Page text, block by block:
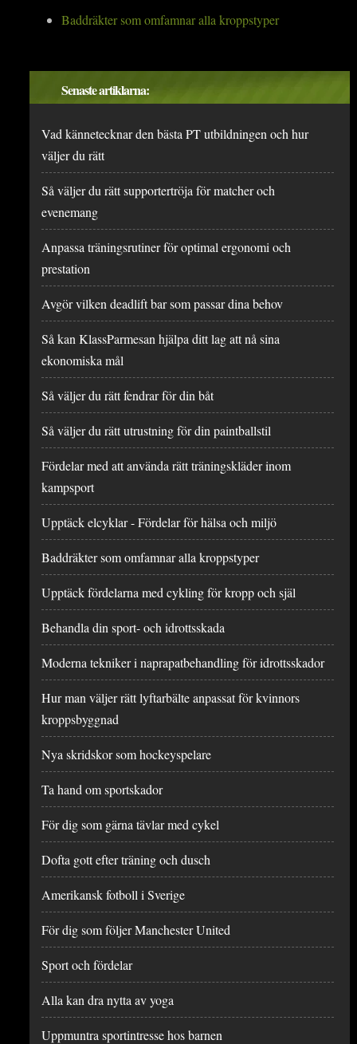
Baddräkter som omfamnar alla kroppstyper
Senaste artiklarna:
Vad kännetecknar den bästa PT utbildningen och hur
väljer du rätt
Så väljer du rätt supportertröja för matcher och
evenemang
Anpassa träningsrutiner för optimal ergonomi och
prestation
Avgör vilken deadlift bar som passar dina behov
Så kan KlassParmesan hjälpa ditt lag att nå sina
ekonomiska mål
Så väljer du rätt fendrar för din båt
Så väljer du rätt utrustning för din paintballstil
Fördelar med att använda rätt träningskläder inom
kampsport
Upptäck elcyklar - Fördelar för hälsa och miljö
Baddräkter som omfamnar alla kroppstyper
Upptäck fördelarna med cykling för kropp och själ
Behandla din sport- och idrottsskada
Moderna tekniker i naprapatbehandling för idrottsskador
Hur man väljer rätt lyftarbälte anpassat för kvinnors
kroppsbyggnad
Nya skridskor som hockeyspelare
Ta hand om sportskador
För dig som gärna tävlar med cykel
Dofta gott efter träning och dusch
Amerikansk fotboll i Sverige
För dig som följer Manchester United
Sport och fördelar
Alla kan dra nytta av yoga
Uppmuntra sportintresse hos barnen